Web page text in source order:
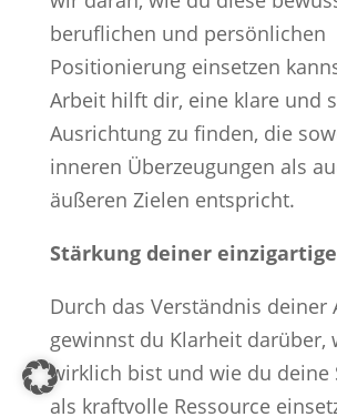
beruflichen und persönlichen
Positionierung einsetzen
Arbeit hilft dir, eine klare und
Ausrichtung zu finden, die
inneren Überzeugungen als
äußeren Zielen entspricht.
Stärkung deiner
Durch das Verständnis deiner
gewinnst du Klarheit darüber,
wirklich bist und wie du deine
als kraftvolle Ressource